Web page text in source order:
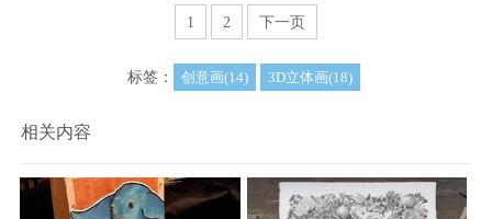
1 2 下一页
标签： 创意画(14) 3D立体画(18)
相关内容